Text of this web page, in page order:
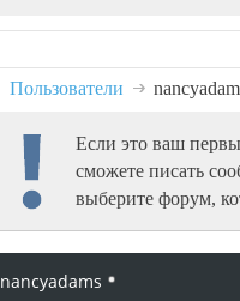
Пользователи
Если это ваш
сможете писать
выберите форум,
nancyadams